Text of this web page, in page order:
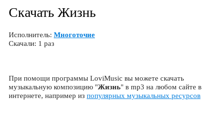
Скачать Жизнь
Исполнитель: Многоточие
Скачали: 1 раз
При помощи программы LoviMusic вы можете скачать
музыкальную композицию "Жизнь" в mp3 на любом сайте в
интернете, например из популярных музыкальных ресурсов